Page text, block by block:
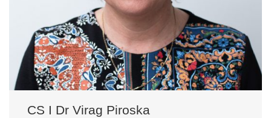
CS I Dr Virag Piroska